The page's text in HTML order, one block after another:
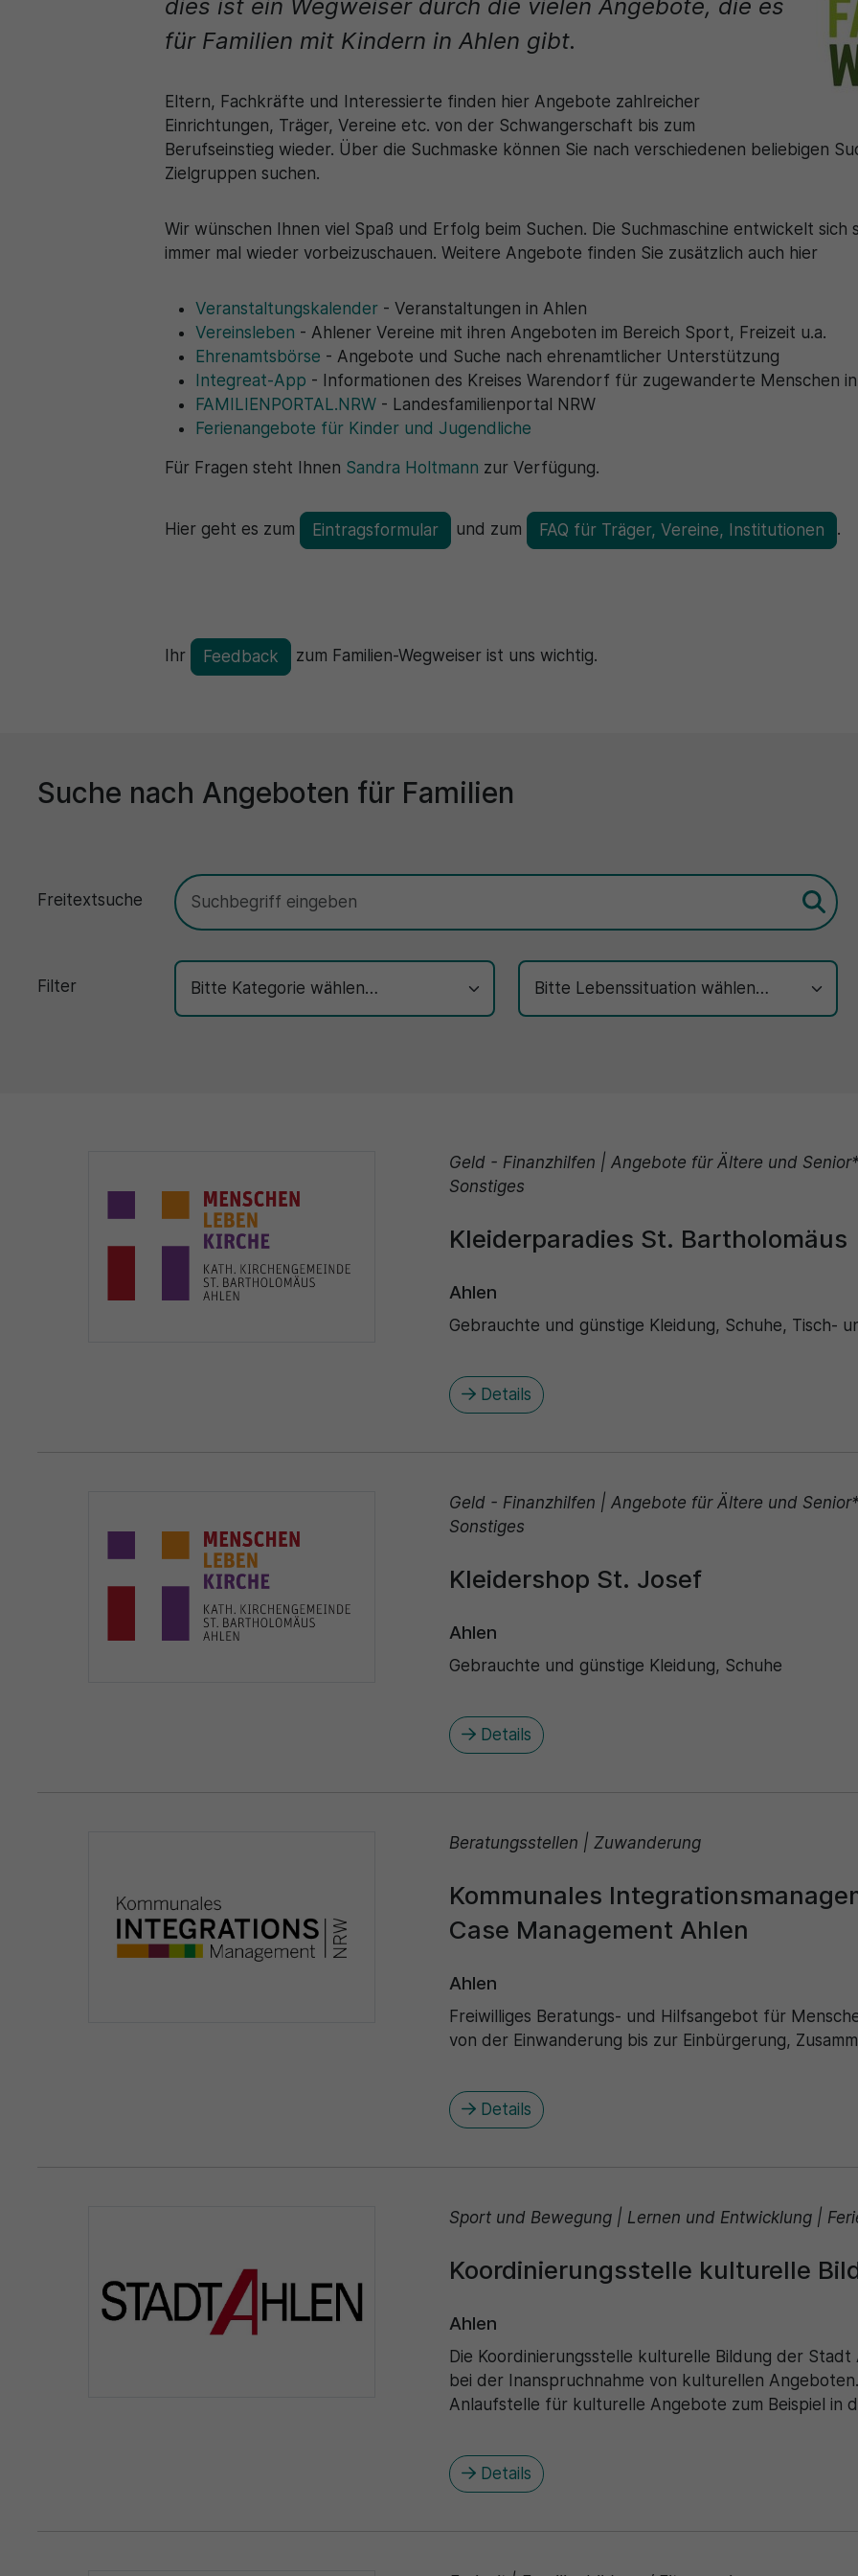
dies ist ein Wegweiser durch die vielen Angebote, die es
für Familien mit Kindern in Ahlen gibt.
Eltern, Fachkräfte und Interessierte finden hier Angebote zahlreicher
Einrichtungen, Träger, Vereine etc. von der Schwangerschaft bis zum
Berufseinstieg wieder. Über die Suchmaske können Sie nach verschiedenen beliebigen
Zielgruppen suchen.
Wir wünschen Ihnen viel Spaß und Erfolg beim Suchen. Die Suchmaschine entwickelt
immer mal wieder vorbeizuschauen. Weitere Angebote finden Sie zusätzlich auch hier
Veranstaltungskalender - Veranstaltungen in Ahlen
Vereinsleben - Ahlener Vereine mit ihren Angeboten im Bereich Sport, Freizeit u.a.
Ehrenamtsbörse - Angebote und Suche nach ehrenamtlicher Unterstützung
Integreat-App - Informationen des Kreises Warendorf für zugewanderte Menschen
FAMILIENPORTAL.NRW - Landesfamilienportal NRW
Ferienangebote für Kinder und Jugendliche
Für Fragen steht Ihnen Sandra Holtmann zur Verfügung.
Hier geht es zum Eintragsformular und zum FAQ für Träger, Vereine, Institutionen .
Ihr Feedback zum Familien-Wegweiser ist uns wichtig.
Suche nach Angeboten für Familien
Freitextsuche
Filter
Geld - Finanzhilfen | Angebote für Ältere und
Sonstiges
Kleiderparadies St. Bartholomäus
Ahlen
Gebrauchte und günstige Kleidung, Schuhe, Tisch-
Details
Geld - Finanzhilfen | Angebote für Ältere und
Sonstiges
Kleidershop St. Josef
Ahlen
Gebrauchte und günstige Kleidung, Schuhe
Details
Beratungsstellen | Zuwanderung
Kommunales
Case Management Ahlen
Ahlen
Freiwilliges Beratungs- und Hilfsangebot für
von der Einwanderung bis zur Einbürgerung,
Details
Sport und Bewegung | Lernen und Entwicklung |
Koordinierungsstelle kulturelle
Ahlen
Die Koordinierungsstelle kulturelle Bildung der
bei der Inanspruchnahme von kulturellen
Anlaufstelle für kulturelle Angebote zum Beispiel in
Details
Zweck
generierte ID, für die historische Speicherung
Webseiten-Betreiber dies eingestellt hat.
Zweck
Details wie die eindeutige Besucher-ID zu
speichern.
Name _pk_ses\..*$
Matomo
Zweck
Wird für statistische Zwecke verwendet, um
speichern.